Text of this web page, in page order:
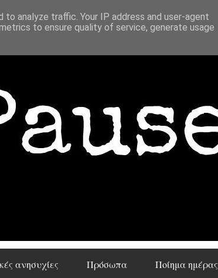
ανησυχίες Πρόσωπα Ποίημα ημέρας
analyze traffic. Your IP address and user-agent
to ensure quality of service, generate usage